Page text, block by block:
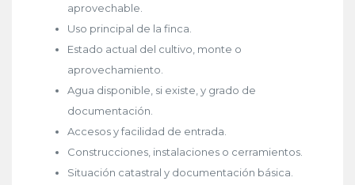
aprovechable.
Uso principal de la finca.
Estado actual del cultivo, monte o
aprovechamiento.
Agua disponible, si existe, y grado de
documentación.
Accesos y facilidad de entrada.
Construcciones, instalaciones o cerramientos.
Situación catastral y documentación básica.